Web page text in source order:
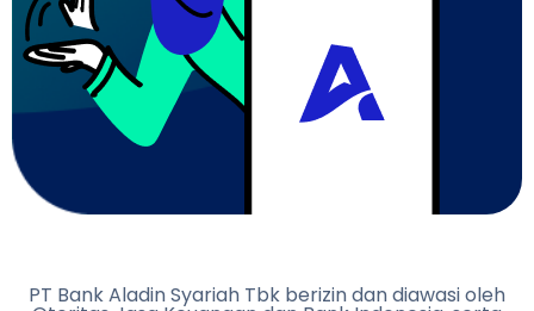
PT Bank Aladin Syariah Tbk berizin dan diawasi oleh